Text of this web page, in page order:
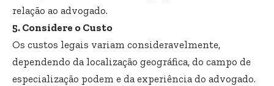
relação ao advogado.
5. Considere o Custo
Os custos legais variam consideravelmente,
dependendo da localização geográfica, do campo de
especialização podem e da experiência do advogado.